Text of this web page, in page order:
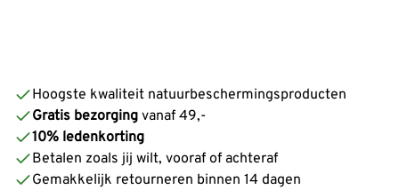
Hoogste kwaliteit natuurbeschermingsproducten
Gratis bezorging vanaf 49,-
10% ledenkorting
Betalen zoals jij wilt, vooraf of achteraf
Gemakkelijk retourneren binnen 14 dagen